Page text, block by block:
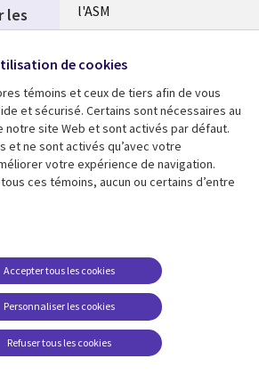
l'ASM
Fusions
Support
Legal
Accessibilité
conditions juridiques
FAQ Carrières
Centre de gestion des
témoins
les
de cookies
témoins et ceux de tiers afin de vous
et sécurisé. Certains sont nécessaires au
notre site Web et sont activés par défaut.
et ne sont activés qu’avec votre
votre expérience de navigation.
ces témoins, aucun ou certains d’entre
Personnaliser les cookies
Accepter tous les cookies
Refuser tous les cookies